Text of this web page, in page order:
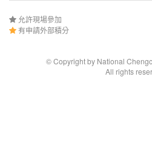
允許現場參加
有申請外部積分
© Copyright by National
All rights